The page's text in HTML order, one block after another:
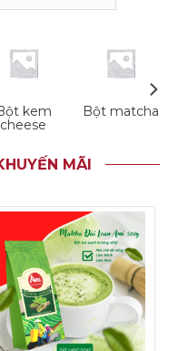
kem
cheese
Bột matcha
MÃI